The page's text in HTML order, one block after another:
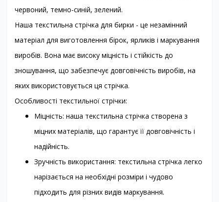
червоний, темно-синій, зелений.
Наша текстильна стрічка для бирки - це незамінний
матеріал для виготовлення бірок, ярликів і маркування
виробів. Вона має високу міцність і стійкість до
зношування, що забезпечує довговічність виробів, на
яких використовується ця стрічка.
Особливості текстильної стрічки:
Міцність: наша текстильна стрічка створена з
міцних матеріалів, що гарантує її довговічність і
надійність.
Зручність використання: текстильна стрічка легко
нарізається на необхідні розміри і чудово
підходить для різних видів маркування.